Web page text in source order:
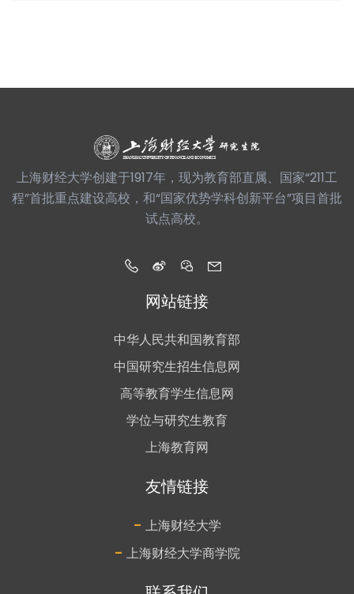
上海财经大学创建于1917年，现为教育部直属、国家“211工
程”首批重点建设高校，和“国家优势学科创新平台”项目首批
试点高校。
网站链接
中华人民共和国教育部
中国研究生招生信息网
高等教育学生信息网
学位与研究生教育
上海教育网
友情链接
- 上海财经大学
- 上海财经大学商学院